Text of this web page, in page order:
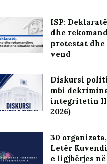
ISP:
dhe
protestat
vend
Diskursi
mbi
integritetin
2026)
30
Letër
e ligjbërjes